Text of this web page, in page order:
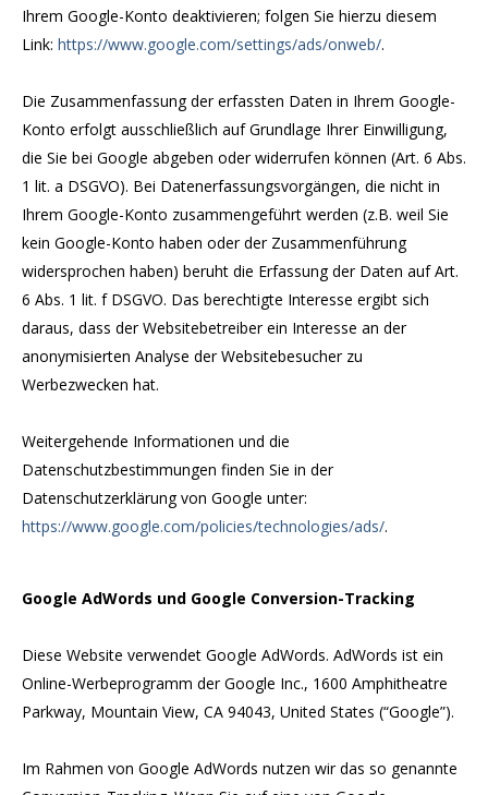
Ihrem Google-Konto deaktivieren; folgen Sie hierzu diesem
Link: https://www.google.com/settings/ads/onweb/.
Die Zusammenfassung der erfassten Daten in Ihrem Google-
Konto erfolgt ausschließlich auf Grundlage Ihrer Einwilligung,
die Sie bei Google abgeben oder widerrufen können (Art. 6 Abs.
1 lit. a DSGVO). Bei Datenerfassungsvorgängen, die nicht in
Ihrem Google-Konto zusammengeführt werden (z.B. weil Sie
kein Google-Konto haben oder der Zusammenführung
widersprochen haben) beruht die Erfassung der Daten auf Art.
6 Abs. 1 lit. f DSGVO. Das berechtigte Interesse ergibt sich
daraus, dass der Websitebetreiber ein Interesse an der
anonymisierten Analyse der Websitebesucher zu
Werbezwecken hat.
Weitergehende Informationen und die
Datenschutzbestimmungen finden Sie in der
Datenschutzerklärung von Google unter:
https://www.google.com/policies/technologies/ads/.
Google AdWords und Google Conversion-Tracking
Diese Website verwendet Google AdWords. AdWords ist ein
Online-Werbeprogramm der Google Inc., 1600 Amphitheatre
Parkway, Mountain View, CA 94043, United States (“Google”).
Im Rahmen von Google AdWords nutzen wir das so genannte